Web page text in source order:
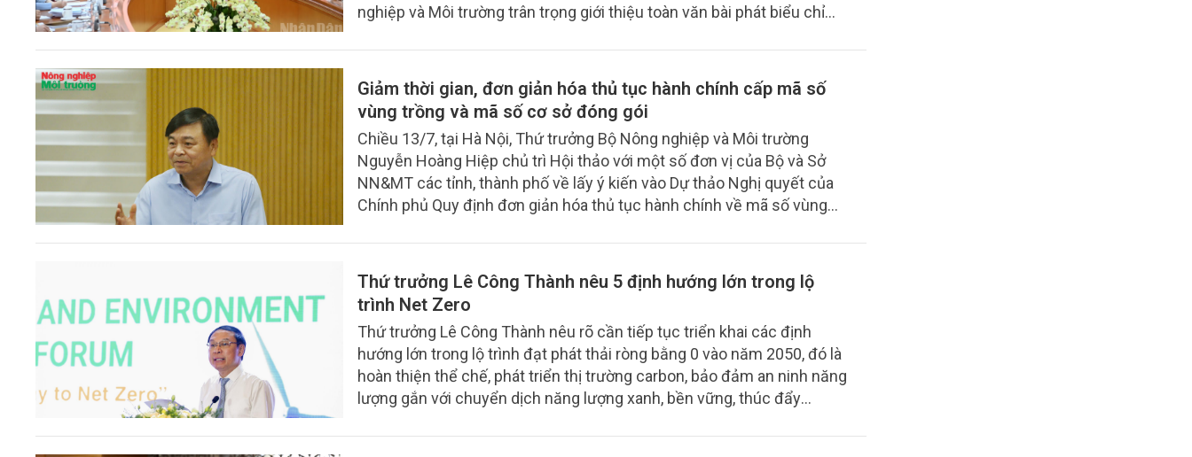
nghiệp và Môi trường trân trọng giới thiệu toàn văn bài phát biểu chỉ
Giảm thời gian, đơn giản hóa thủ tục hành chính cấp mã số
vùng trồng và mã số cơ sở đóng gói
Chiều 13/7, tại Hà Nội, Thứ trưởng Bộ Nông nghiệp và Môi trường
Nguyễn Hoàng Hiệp chủ trì Hội thảo với một số đơn vị của Bộ và Sở
NN&MT các tỉnh, thành phố về lấy ý kiến vào Dự thảo Nghị quyết của
Chính phủ Quy định đơn giản hóa thủ tục hành chính về mã số vùng
Thứ trưởng Lê Công Thành nêu 5 định hướng lớn trong lộ
trình Net Zero
Thứ trưởng Lê Công Thành nêu rõ cần tiếp tục triển khai các định
hướng lớn trong lộ trình đạt phát thải ròng bằng 0 vào năm 2050, đó là
hoàn thiện thể chế, phát triển thị trường carbon, bảo đảm an ninh năng
lượng gắn với chuyển dịch năng lượng xanh, bền vững, thúc đẩy
sinh thái tự nhiên trong hấp thụ và lưu giữ carbon.